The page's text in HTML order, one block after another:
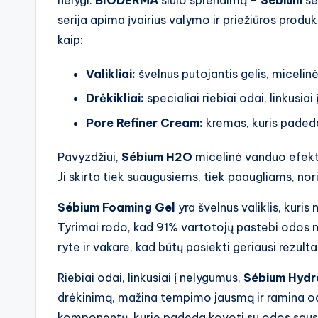
serija apima įvairius valymo ir priežiūros
kaip:
Valikliai: švelnus putojantis gelis,
Drėkikliai: specialiai riebiai odai, linkusiai
Pore Refiner Cream: kremas, kuris
Pavyzdžiui, Sébium H2O micelinė vanduo
Ji skirta tiek suaugusiems, tiek paaugliams,
Sébium Foaming Gel yra švelnus valiklis,
Tyrimai rodo, kad 91% vartotojų pastebi
ryte ir vakare, kad būtų pasiekti geriausi
Riebiai odai, linkusiai į nelygumus, Sébium
drėkinimą, mažina tempimo jausmą ir ramina